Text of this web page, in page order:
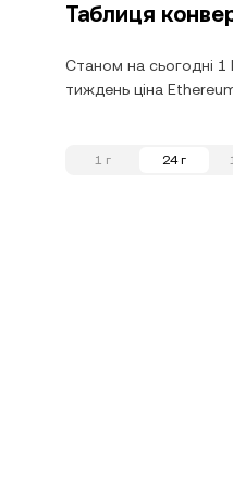
Таблиця
Станом на сьогодні 1
тиждень ціна
1 г 24 г